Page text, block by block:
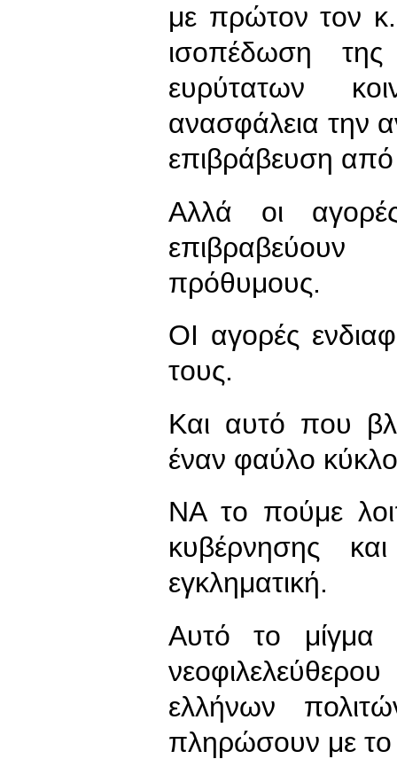
με πρώτον τον
ισοπέδωση
ευρύτατων
ανασφάλεια την
επιβράβευση από
Αλλά οι
πρόθυμους.
ΟΙ αγορές
τους.
Και αυτό που
έναν φαύλο
ΝΑ το πούμε
κυβέρνησης
εγκληματική.
Αυτό το μίγμα
ελλήνων
πληρώσουν με το